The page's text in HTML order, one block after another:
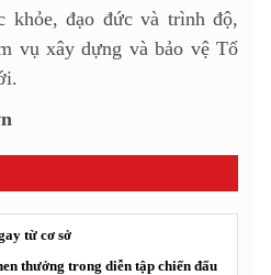
khỏe, đạo đức và trình độ,
vụ xây dựng và bảo vệ Tổ
từ cơ sở
thưởng trong diễn tập chiến đấu